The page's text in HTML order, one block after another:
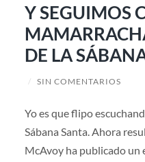
Y SEGUIMOS
DE LA
/ SIN COMENTARIOS
Yo es que flipo
Sábana Santa. Ahora
McAvoy ha publicado un